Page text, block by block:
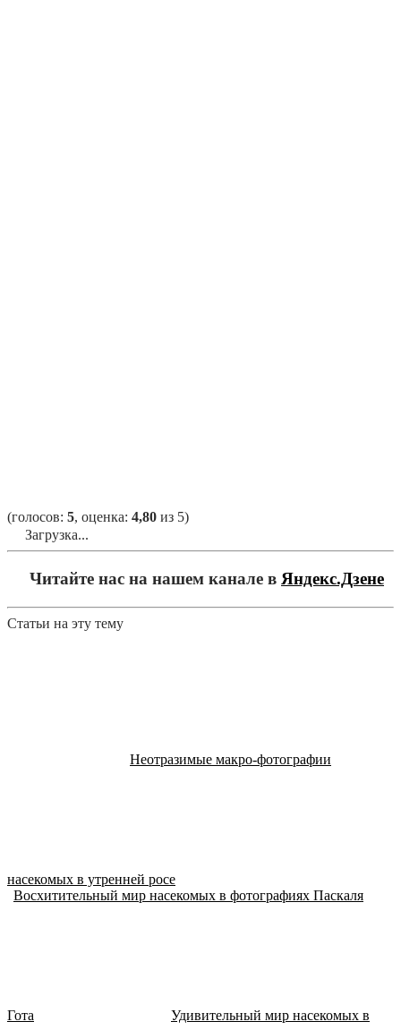
(голосов: 5, оценка: 4,80 из 5)
Загрузка...
Читайте нас на нашем канале в Яндекс.Дзене
Статьи на эту тему
Неотразимые макро-фотографии
насекомых в утренней росе
Восхитительный мир насекомых в фотографиях Паскаля
Гота Удивительный мир насекомых в